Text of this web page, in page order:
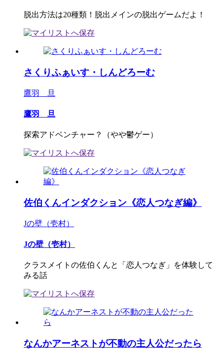
脱出方法は20種類！脱出メインの脱出ゲームだよ！
さくりふぁいす・しんどろーむ
鷹羽 旦
鷹羽 旦
探索アドベンチャー？（やや鬱ゲー）
佐伯くんインダクション《恋人つなぎ編》
Jの壁（壱村）
Jの壁（壱村）
クラスメイトの佐伯くんと「恋人つなぎ」を体験して
みる話
なんかアーネストが不動の主人公だったら